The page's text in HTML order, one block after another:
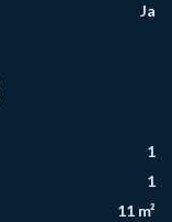
Ja
1
1
11 m²